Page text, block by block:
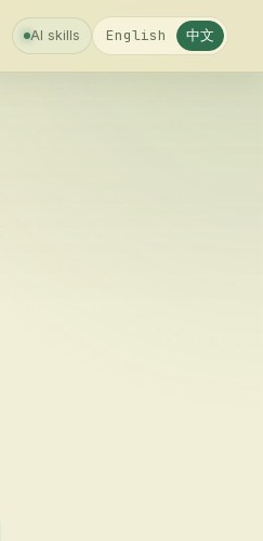
AI skills English 中文